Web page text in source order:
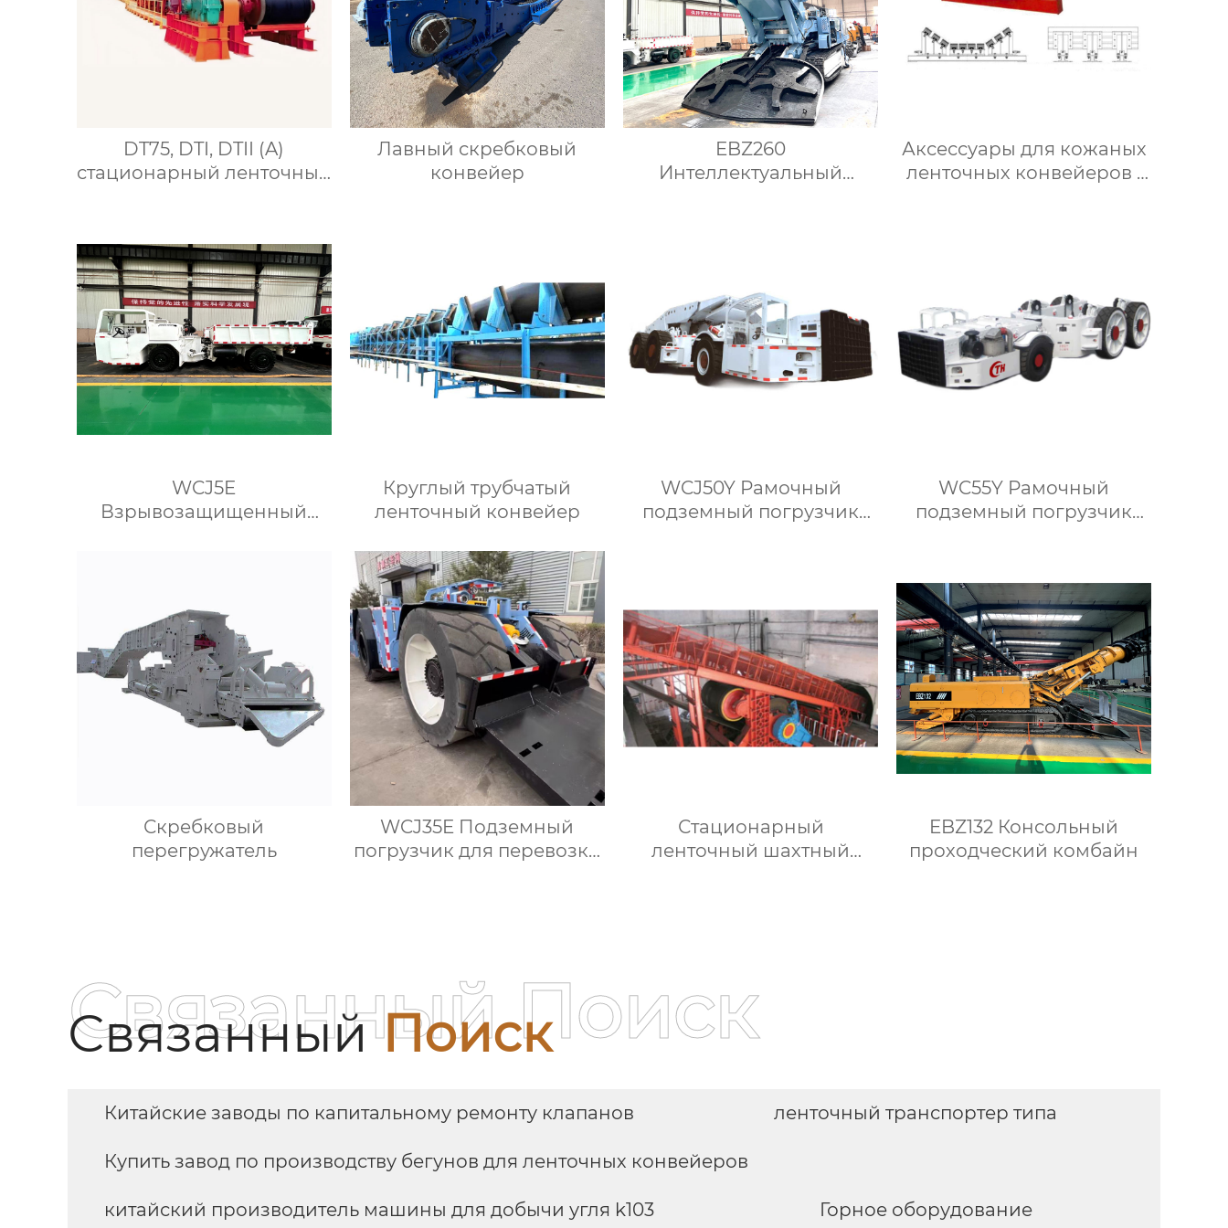
DT75, DTI, DTII (A)
стационарный ленточный
Лавный скребковый
конвейер
EBZ260
Интеллектуальный
Аксессуары для кожаных
ленточных конвейеров ·
WCJ5E
Взрывозащищенный
Круглый трубчатый
ленточный конвейер
WCJ50Y Рамочный
подземный погрузчик
WC55Y Рамочный
подземный погрузчик
Скребковый
перегружатель
WCJ35E Подземный
погрузчик для перевозки
Стационарный
ленточный шахтный
EBZ132 Консольный
проходческий комбайн
СвязанныйПоиск
Связанный Поиск
Китайские заводы по капитальному ремонту клапанов ленточный транспортер типа
Купить завод по производству бегунов для ленточных конвейеров
китайский производитель машины для добычи угля k103 Горное оборудование